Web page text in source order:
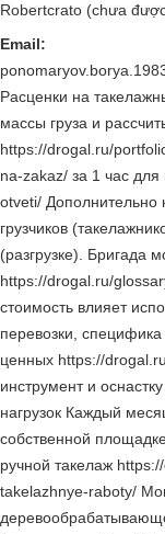
Robertcrato (chưa
Email:
Расценки на
массы груза и
https://drogal.ru/
na-zakaz/ за 1 час
otveti/ Дополнительно
грузчиков
(разгрузке). Бригада
https://drogal.ru/
стоимость влияет
перевозки,
ценных https://
инструмент и
нагрузок Каждый
собственной
ручной такелаж
takelazhnye-raboty/